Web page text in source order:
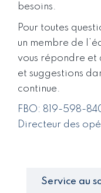
besoins.
Pour toutes
un membre de
vous répondre et
et suggestions
continue.
FBO: 819-598-
Directeur des
Service au